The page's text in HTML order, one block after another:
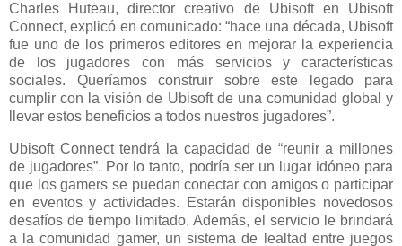
Charles Huteau, director creativo de Ubisoft en Ubisoft
Connect, explicó en comunicado: “hace una década, Ubisoft
fue uno de los primeros editores en mejorar la experiencia
de los jugadores con más servicios y características
sociales. Queríamos construir sobre este legado para
cumplir con la visión de Ubisoft de una comunidad global y
llevar estos beneficios a todos nuestros jugadores”.
Ubisoft Connect tendrá la capacidad de “reunir a millones
de jugadores”. Por lo tanto, podría ser un lugar idóneo para
que los gamers se puedan conectar con amigos o participar
en eventos y actividades. Estarán disponibles novedosos
desafíos de tiempo limitado. Además, el servicio le brindará
a la comunidad gamer, un sistema de lealtad entre juegos